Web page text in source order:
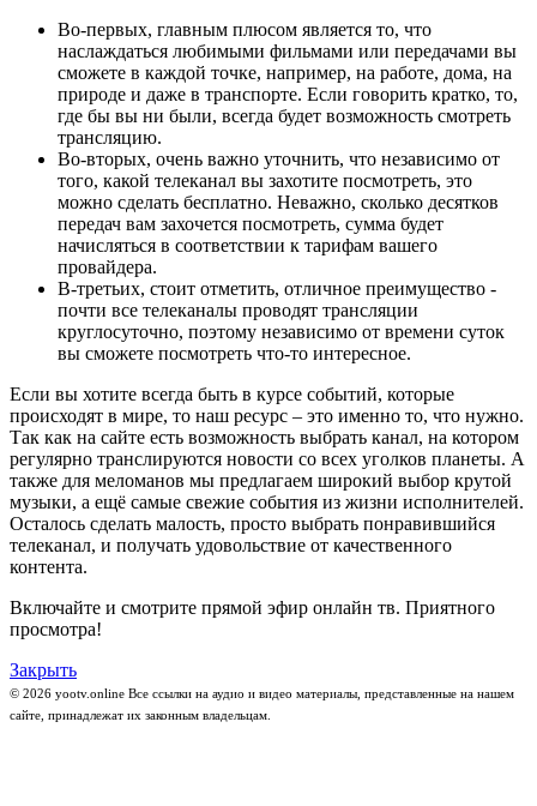
Во-первых, главным плюсом является то, что
наслаждаться любимыми фильмами или передачами вы
сможете в каждой точке, например, на работе, дома, на
природе и даже в транспорте. Если говорить кратко, то,
где бы вы ни были, всегда будет возможность смотреть
трансляцию.
Во-вторых, очень важно уточнить, что независимо от
того, какой телеканал вы захотите посмотреть, это
можно сделать бесплатно. Неважно, сколько десятков
передач вам захочется посмотреть, сумма будет
начисляться в соответствии к тарифам вашего
провайдера.
В-третьих, стоит отметить, отличное преимущество -
почти все телеканалы проводят трансляции
круглосуточно, поэтому независимо от времени суток
вы сможете посмотреть что-то интересное.
Если вы хотите всегда быть в курсе событий, которые
происходят в мире, то наш ресурс – это именно то, что нужно.
Так как на сайте есть возможность выбрать канал, на котором
регулярно транслируются новости со всех уголков планеты. А
также для меломанов мы предлагаем широкий выбор крутой
музыки, а ещё самые свежие события из жизни исполнителей.
Осталось сделать малость, просто выбрать понравившийся
телеканал, и получать удовольствие от качественного
контента.
Включайте и смотрите прямой эфир онлайн тв. Приятного
просмотра!
Закрыть
© 2026 yootv.online Все ссылки на аудио и видео материалы, представленные на нашем
сайте, принадлежат их законным владельцам.